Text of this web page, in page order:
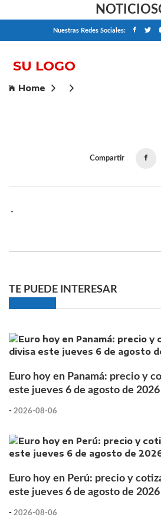
Nuestras Redes Sociales:
Home
Compartir
-
TE PUEDE INTERESAR
Euro hoy en Panamá: precio y
este jueves 6 de agosto de 2026
- 2026-08-06
Euro hoy en Perú: precio y
este jueves 6 de agosto de 2026
- 2026-08-06